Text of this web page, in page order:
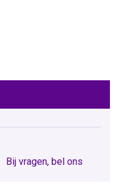
Bij vragen, bel ons